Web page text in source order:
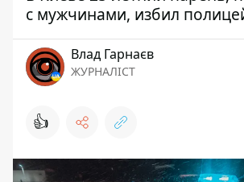
с мужчинами, избил
Влад Гарнаєв
ЖУРНАЛІСТ
👍